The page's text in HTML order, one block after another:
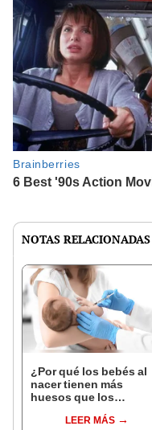
NOTAS RELACIONADAS
¿Por qué los bebés al
nacer tienen más
huesos que los
LEER MÁS